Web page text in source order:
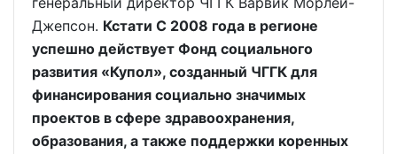
Джепсон. Кстати С 2008 года в регионе
успешно действует Фонд социального
развития «Купол», созданный ЧГГК для
финансирования социально значимых
проектов в сфере здравоохранения,
образования, а также поддержки коренных